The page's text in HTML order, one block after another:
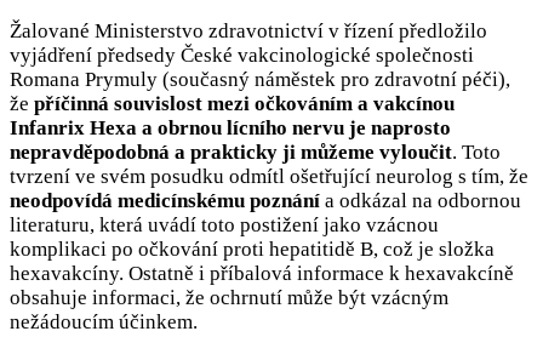
Žalované Ministerstvo zdravotnictví v řízení předložilo
vyjádření předsedy České vakcinologické společnosti
Romana Prymuly (současný náměstek pro zdravotní péči),
že příčinná souvislost mezi očkováním a vakcínou
Infanrix Hexa a obrnou lícního nervu je naprosto
nepravděpodobná a prakticky ji můžeme vyloučit. Toto
tvrzení ve svém posudku odmítl ošetřující neurolog s tím, že
neodpovídá medicínskému poznání a odkázal na odbornou
literaturu, která uvádí toto postižení jako vzácnou
komplikaci po očkování proti hepatitidě B, což je složka
hexavakcíny. Ostatně i příbalová informace k hexavakcíně
obsahuje informaci, že ochrnutí může být vzácným
nežádoucím účinkem.